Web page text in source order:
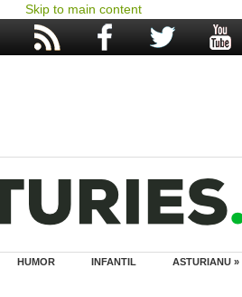
Skip to main content
HUMOR INFANTIL ASTURIANU »